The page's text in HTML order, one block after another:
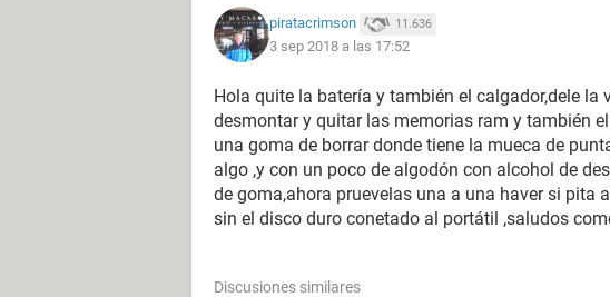
piratacrimson 11.636
3 sep 2018 a las 17:52
Hola quite la batería y también el calgador,dele la
desmontar y quitar las memorias ram y también
una goma de borrar donde tiene la mueca de
algo ,y con un poco de algodón con alcohol de
de goma,ahora pruevelas una a una haver si pita
sin el disco duro conetado al portátil ,saludos
Discusiones similares